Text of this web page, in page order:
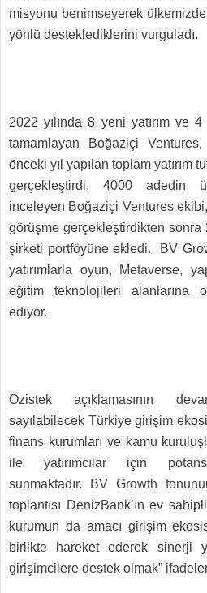
misyonu benimseyerek
yönlü desteklediklerini vurguladı.
2022 yılında 8 yeni yatırım ve 4
tamamlayan Boğaziçi
önceki yıl yapılan toplam yatırım
gerçekleştirdi. 4000 adedin
inceleyen Boğaziçi Ventures
görüşme gerçekleştirdikten sonra
şirketi portföyüne ekledi. BV
yatırımlarla oyun, Metaverse,
eğitim teknolojileri alanlarına
ediyor.
Özistek açıklamasının
sayılabilecek Türkiye girişim
finans kurumları ve kamu
ile yatırımcılar için
sunmaktadır. BV Growth
toplantısı DenizBank’ın ev
kurumun da amacı girişim
birlikte hareket ederek sinerji
girişimcilere destek olmak”